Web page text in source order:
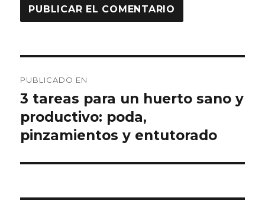
de
entradas
PUBLICADO EN
3 tareas para un huerto sano y
productivo: poda,
pinzamientos y entutorado